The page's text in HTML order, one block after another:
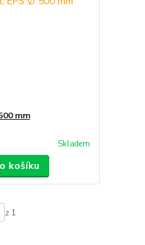
mm
Skladem
košíku
z 1